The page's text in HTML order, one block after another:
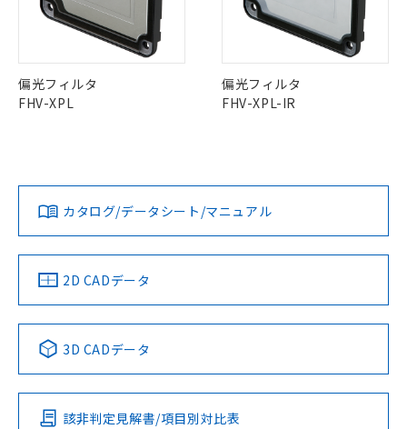
偏光フィルタ
FHV-XPL
偏光フィルタ
FHV-XPL-IR
カタログ/データシート/マニュアル
2D CADデータ
3D CADデータ
該非判定見解書/項目別対比表